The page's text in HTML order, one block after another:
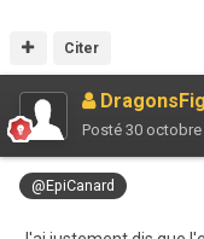
Citer
Posté 30 octobre
@EpiCanard